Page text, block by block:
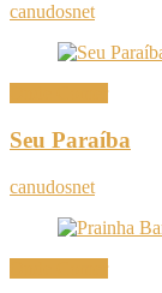
canudosnet
Seu Paraíba
canudosnet